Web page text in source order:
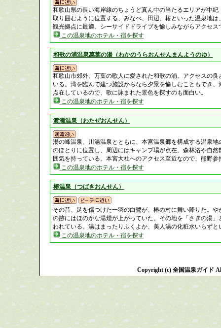
和歌山県の長い海岸線のちょうど真ん中の当たるエリアが中
取り囲むように位置する、みなべ、田辺、椿といった温泉地
観光拠点に最適。シーサイドドライブを愉しみながらアクセス
この温泉地のホテル・宿を探す
和歌の浦温泉萬葉の湯（わかのうらおんせんまんようのゆ）
和歌山市郊外、万葉の歌人に愛された和歌の浦。アクセスの
いる。湾を臨んで建つ施設からなら夕景を愉しむこともでき
点在しているので、歌に詠まれた景色を探すのも面白い。
この温泉地のホテル・宿を探す
渡瀬温泉（わたぜおんせん）
湯の峰温泉、川湯温泉とともに、本宮温泉郷を構成する温泉
のほとりに位置し、周辺にはキャンプ場が点在。森林浴や自
囲気を持っている。本宮大社へのアクセス至近なので、熊野
この温泉地のホテル・宿を探す
椿温泉（つばきおんせん）
その昔、足を傷つけた一羽の白鷺が、椿の村に舞い降りた。
の跡にはほのかな湯煙が上がっていた。その地を「さぎの湯
われている。湯はまったりふくよか、美人湯の化粧水いらず
この温泉地のホテル・宿を探す
Copyright (c) 全国温泉ガイド